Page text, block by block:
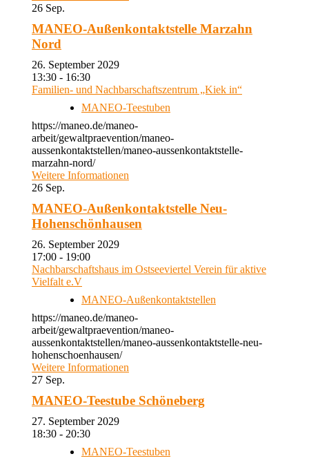
26 Sep.
MANEO-Außenkontaktstelle Marzahn
Nord
26. September 2029
13:30 - 16:30
Familien- und Nachbarschaftszentrum „Kiek in“
MANEO-Teestuben
https://maneo.de/maneo-
arbeit/gewaltpraevention/maneo-
aussenkontaktstellen/maneo-aussenkontaktstelle-
marzahn-nord/
Weitere Informationen
26 Sep.
MANEO-Außenkontaktstelle Neu-
Hohenschönhausen
26. September 2029
17:00 - 19:00
Nachbarschaftshaus im Ostseeviertel Verein für aktive
Vielfalt e.V
MANEO-Außenkontaktstellen
https://maneo.de/maneo-
arbeit/gewaltpraevention/maneo-
aussenkontaktstellen/maneo-aussenkontaktstelle-neu-
hohenschoenhausen/
Weitere Informationen
27 Sep.
MANEO-Teestube Schöneberg
27. September 2029
18:30 - 20:30
MANEO-Teestuben